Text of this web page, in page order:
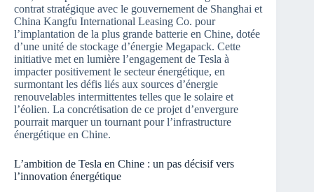
contrat stratégique avec le gouvernement de Shanghai et
China Kangfu International Leasing Co. pour
l’implantation de la plus grande batterie en Chine, dotée
d’une unité de stockage d’énergie Megapack. Cette
initiative met en lumière l’engagement de Tesla à
impacter positivement le secteur énergétique, en
surmontant les défis liés aux sources d’énergie
renouvelables intermittentes telles que le solaire et
l’éolien. La concrétisation de ce projet d’envergure
pourrait marquer un tournant pour l’infrastructure
énergétique en Chine.
L’ambition de Tesla en Chine : un pas décisif vers
l’innovation énergétique